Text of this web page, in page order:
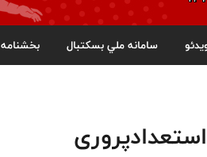
سامانه ملي بسکتبال بخشنامه